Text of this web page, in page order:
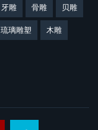
牙雕 骨雕 贝雕
琉璃雕塑 木雕